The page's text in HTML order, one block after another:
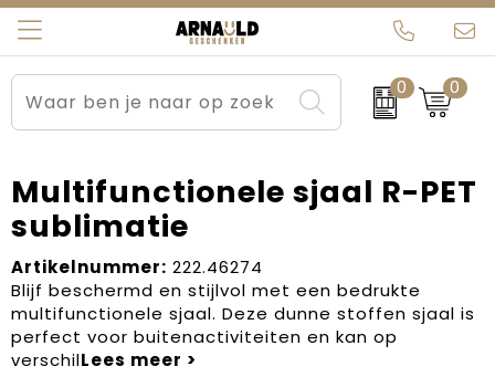
0 0
Relatiegeschenken
Sportkleding
Werkkleding
Kleding en textiel
Tassen
Beurs en Evenementen
Brievenbuspakketten
Carnaval
Dag van de Zorg
Kerstartikelen
Arnauld Kerstpakketten
MijnEigenKadootje
Ons team
Contact
Blogs
Multifunctionele sjaal R-PET
sublimatie
Artikelnummer: 222.46274
Blijf beschermd en stijlvol met een bedrukte
multifunctionele sjaal. Deze dunne stoffen sjaal is
perfect voor buitenactiviteiten en kan op
verschil